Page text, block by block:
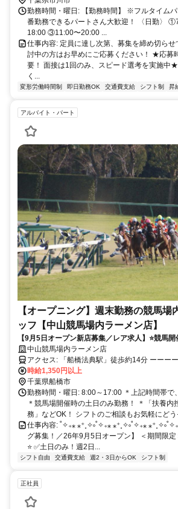
勤務時間・曜日: 【勤務時間】 ※フルタイム
番勤務できるパートさん大歓迎！ 〈日勤〉
18:00 ③11:00〜20:00 ...
仕事内容: 定員に達し次第、募集を締め切ら
討中の方はお早めにご応募ください！ ★応募
要！ 面接は1回のみ、スピード選考を実施中
く...
変形労働時間制 即日勤務OK 交通費支給 シフト制 昇
アルバイト・パート
【オープニング】週末勤務の競馬場
ッフ【中山競馬場内ラーメン店】
【9月5日オープン新店募集／レア求人】⭐️競馬
⭐️髪型・髪色自由⭐️未経験OK＆履歴書不要！⏩️バ
中山競馬場内ラーメン店
アクセス: 「船橋法典駅」徒歩約14分 ーーーーーーーーーーーーーー
ーーーーーー
時給1,350円以上
千葉県船橋市
勤務時間・曜日: 8:00～17:00 ＊上記時間帯で
＊競馬場開催時の土日のみ勤務！ ＊「扶養内
務」などOK！ シフトのご相談もお気軽にどう
仕事内容: ˚✧₊⁎ ⁎⁺˳✧༚˚✧₊⁎ ⁎⁺˳✧༚˚✧₊⁎
グ募集！／26年9月5日オープン】 ＜期間限定
⭐️ ✅️土日のみ！週2日...
シフト自由 交通費支給 週2・3日からOK シフト制
正社員